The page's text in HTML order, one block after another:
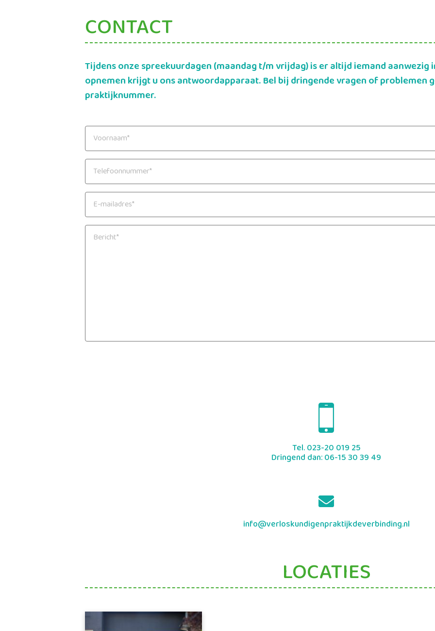
CONTACT
Tijdens onze spreekuurdagen (maandag t/m vrijdag) is er altijd iemand aanwezig
opnemen krijgt u ons antwoordapparaat. Bel bij dringende vragen of problemen
praktijknummer.
Tel.023-20 019 25
Dringend dan:06-15 30 39 49
info@verloskundigenpraktijkdeverbinding.nl
LOCATIES